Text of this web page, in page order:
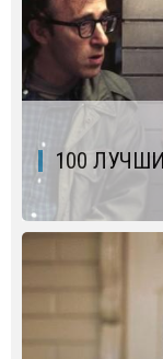
100